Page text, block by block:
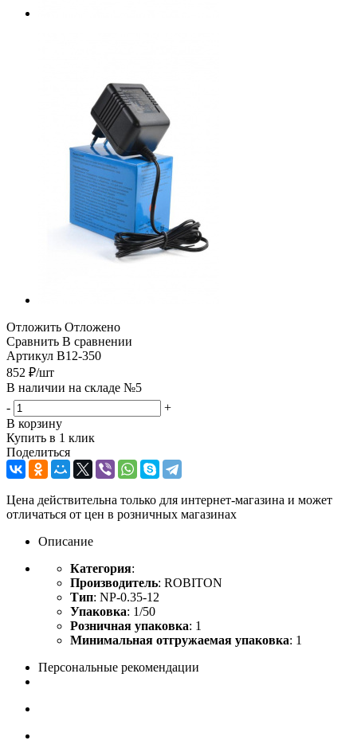
Отложить Отложено
Сравнить В сравнении
Артикул B12-350
852 ₽/шт
В наличии на складе №5
-
+
В корзину
Купить в 1 клик
Поделиться
Цена действительна только для интернет-магазина и может
отличаться от цен в розничных магазинах
Описание
Категория:
Производитель: ROBITON
Тип: NP-0.35-12
Упаковка: 1/50
Розничная упаковка: 1
Минимальная отгружаемая упаковка: 1
Персональные рекомендации